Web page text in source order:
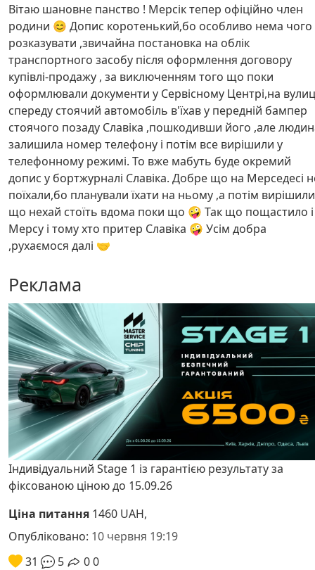
Вітаю шановне панство ! Мерсік тепер офіційно член
родини 😊 Допис коротенький,бо особливо нема чого
розказувати ,звичайна постановка на облік
транспортного засобу після оформлення договору
купівлі-продажу , за виключенням того що поки
оформлювали документи у Сервісному Центрі,на
спереду стоячий автомобіль в'їхав у передній бампер
стоячого позаду Славіка ,пошкодивши його ,але
залишила номер телефону і потім все вирішили у
телефонному режимі. То вже мабуть буде окремий
допис у бортжурналі Славіка. Добре що на Мерседесі
поїхали,бо планували їхати на ньому ,а потім вирішили
що нехай стоїть вдома поки що 🤪 Так що пощастило і
Мерсу і тому хто притер Славіка 🤪 Усім добра
,рухаємося далі 🤝
Реклама
Індивідуальний Stage 1 із гарантією результату за
фіксованою ціною до 15.09.26
Ціна питання 1460 UAH,
Опубліковано: 10 червня 19:19
31
5 00